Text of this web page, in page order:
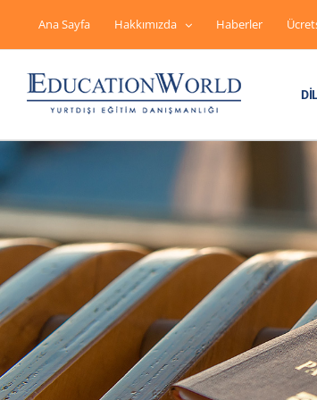
Ana Sayfa Hakkımızda Haberler